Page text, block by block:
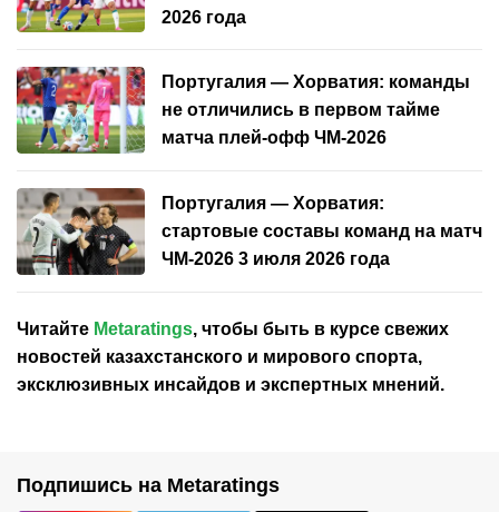
2026 года
Португалия — Хорватия: команды
не отличились в первом тайме
матча плей-офф ЧМ-2026
Португалия — Хорватия:
стартовые составы команд на матч
ЧМ-2026 3 июля 2026 года
Читайте Metaratings, чтобы быть в курсе свежих
новостей казахстанского и мирового спорта,
эксклюзивных инсайдов и экспертных мнений.
Подпишись на Metaratings